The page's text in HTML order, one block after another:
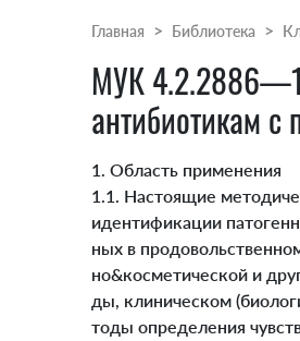
Главная Библиотека
МУК
антибиотикам
1. Область применения
1.1. Настоящие
идентификации
ных в
но&косметической и
ды, клиническом
тоды определения